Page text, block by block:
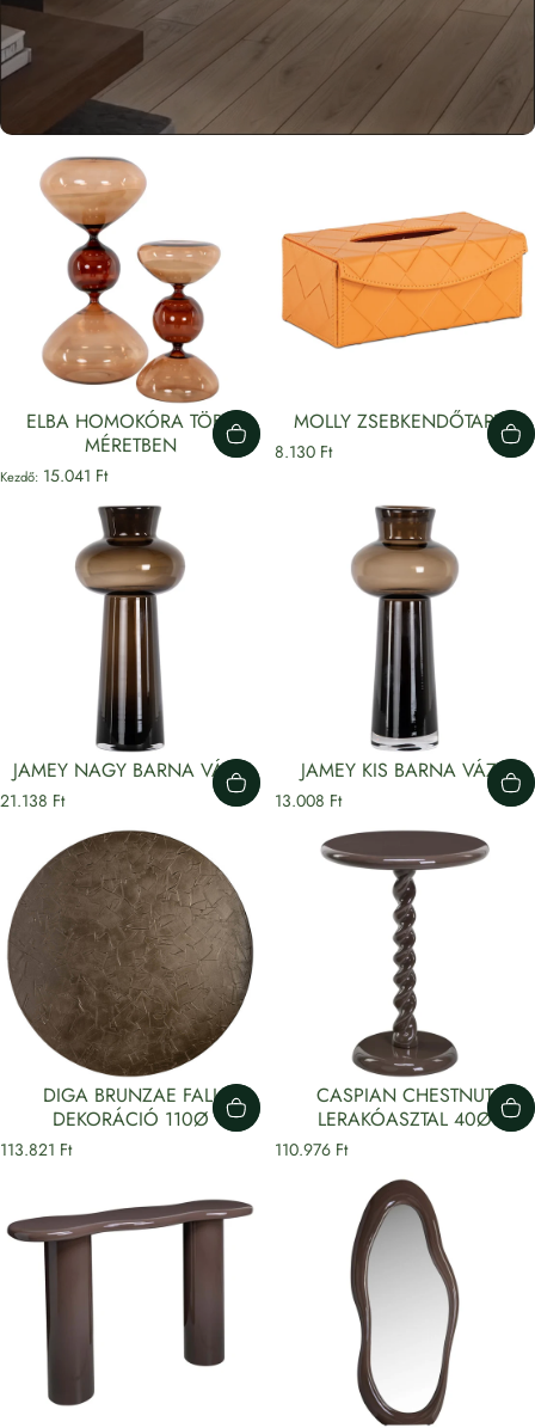
ELBA HOMOKÓRA TÖBB
MÉRETBEN
Kezdő: 15.041 Ft
MOLLY ZSEBKENDŐTARTÓ
8.130 Ft
JAMEY NAGY BARNA VÁZA
21.138 Ft
JAMEY KIS BARNA VÁZA
13.008 Ft
DIGA BRUNZAE FALI
DEKORÁCIÓ 110Ø
113.821 Ft
CASPIAN CHESTNUT
LERAKÓASZTAL 40Ø
110.976 Ft